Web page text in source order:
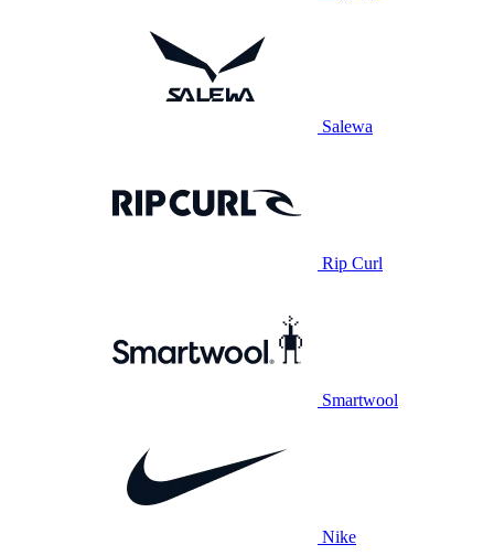
Salewa
Rip Curl
Smartwool
Nike